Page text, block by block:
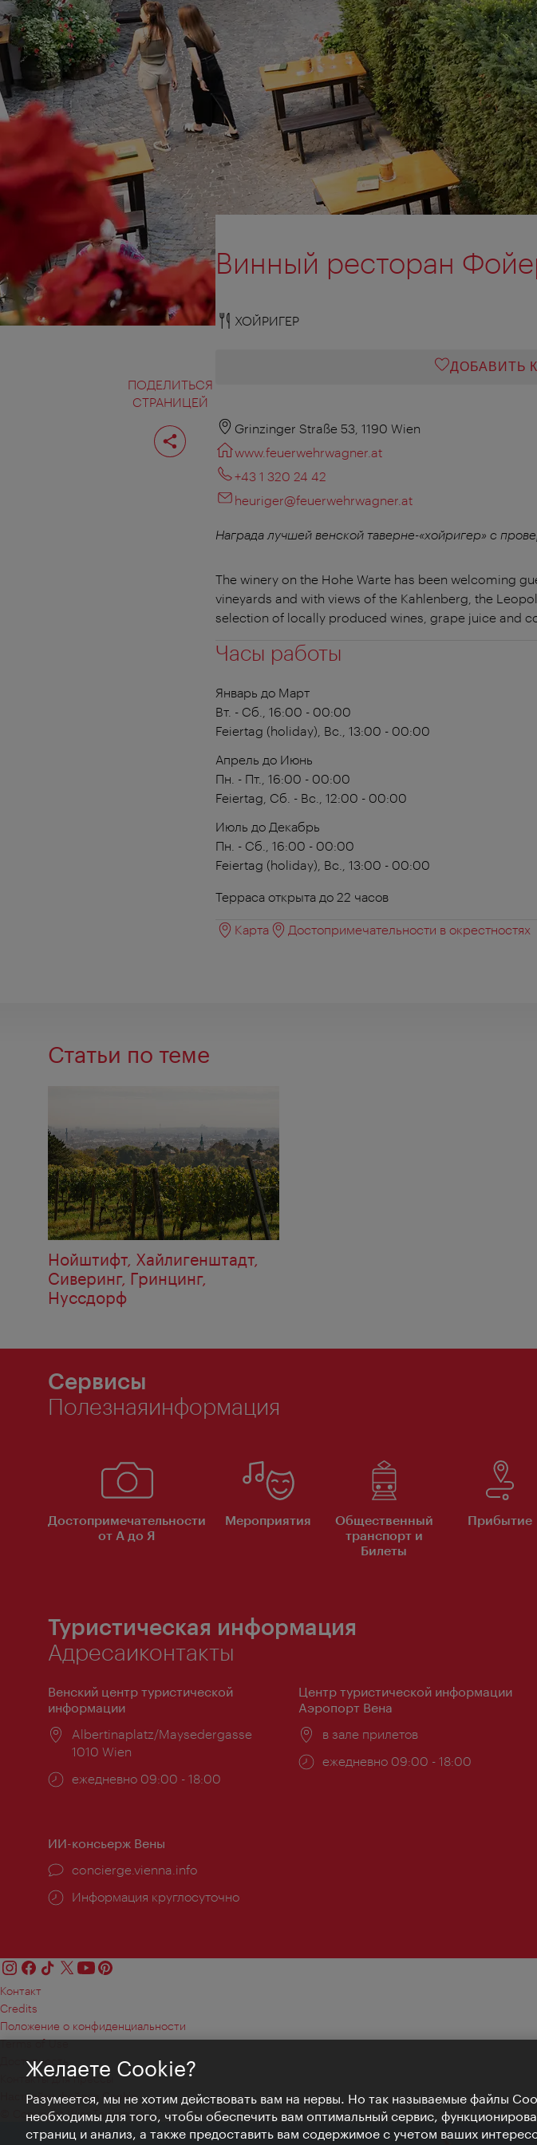
ПОДЕЛИТЬСЯ
СТРАНИЦЕЙ
Поделиться
страницей
Винный ресторан
ХОЙРИГЕР
ДОБАВИТЬ
Grinzinger Straße 53, 1190 Wien
www.feuerwehrwagner.at
+43 1 320 24 42
heuriger@feuerwehrwagner.at
Награда лучшей венской таверне-«хойригер» с
The winery on the Hohe Warte has been welcoming
vineyards and with views of the Kahlenberg, the
selection of locally produced wines, grape juice and
Часы работы
Январь до Март
Вт. - Сб., 16:00 - 00:00
Feiertag (holiday), Вс., 13:00 - 00:00
Апрель до Июнь
Пн. - Пт., 16:00 - 00:00
Feiertag, Сб. - Вс., 12:00 - 00:00
Июль до Декабрь
Пн. - Сб., 16:00 - 00:00
Feiertag (holiday), Вс., 13:00 - 00:00
Терраса открыта до 22 часов
Карта Достопримечательности в окрестностях
Статьи по теме
Нойштифт, Хайлигенштадт,
Сиверинг, Гринцинг,
Нуссдорф
Сервисы
Полезнаяинформация
Достопримечательности
от А до Я
Мероприятия
Общественный
транспорт и
Билеты
Прибытие
Туристическая информация
Адресаиконтакты
Венский центр туристической
информации
Расположение:
Albertinaplatz/Maysedergasse
1010 Wien
Часы
ежедневно 09:00 - 18:00
Центр туристической информации
Аэропорт Вена
Расположение:
в зале прилетов
Часы
ежедневно 09:00 - 18:00
ИИ-консьерж Вены
concierge.vienna.info
Информация круглосуточно
Контакт
Credits
Положение о конфиденциальности
Terms of Use
Доступность
Контакты для прессы
Настройки файлов Cookie
© Copyright WienTourismus
Желаете Cookie?
Разумеется, мы не хотим действовать вам на нервы. Но так называемые файлы
необходимы для того, чтобы обеспечить вам оптимальный сервис,
страниц и анализ, а также предоставить вам содержимое с учетом ваших